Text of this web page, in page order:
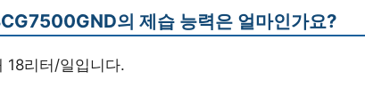
의 제습 능력은 얼마인가요?
18리터/일입니다.